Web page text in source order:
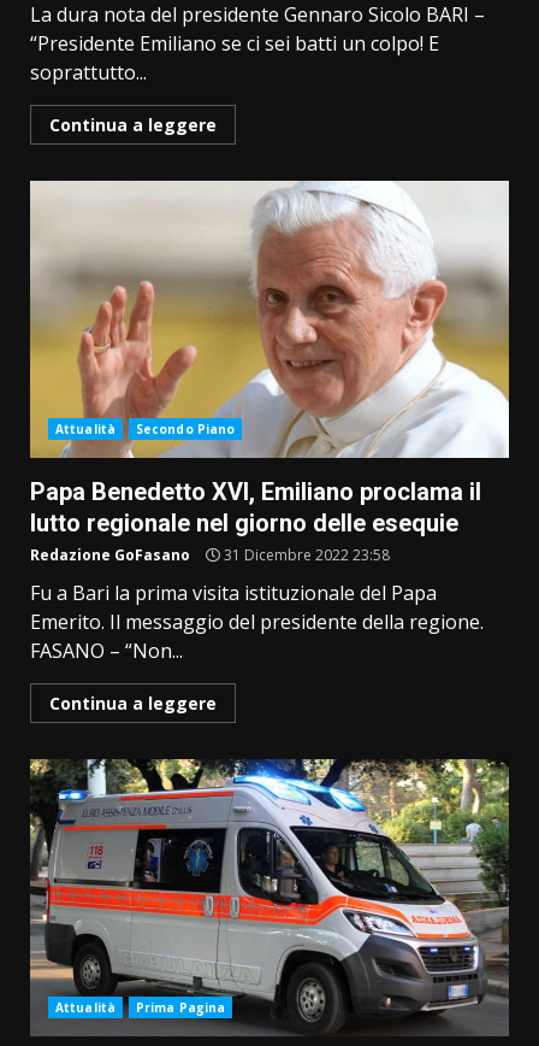
La dura nota del presidente Gennaro Sicolo BARI –
“Presidente Emiliano se ci sei batti un colpo! E
soprattutto...
Continua a leggere
Attualità Secondo Piano
Papa Benedetto XVI, Emiliano proclama il
lutto regionale nel giorno delle esequie
Redazione GoFasano 31 Dicembre 2022 23:58
Fu a Bari la prima visita istituzionale del Papa
Emerito. Il messaggio del presidente della regione.
FASANO – “Non...
Continua a leggere
Attualità Prima Pagina